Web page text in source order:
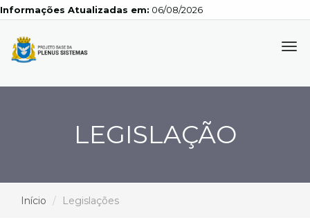
Atualizadas em: 06/08/2026
LEGISLAÇÃO
Início Legislações